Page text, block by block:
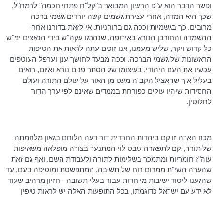
ופשר הדבר הוא ע"פ הרעיון המבואר ב"קל"ח פתחי חכמה"לרמח"ל,
שכך היא המדה, אחרי עצירת גשמים קשה יורדים גשמי ברכה
מרובים. כך בגשמיות וככה גם ברוחניות. אי לזאת בדורנו אחרי
ההשמדה והחורבן הנורא באירופה, שנהרגו עקה"ש בידי הנאצים ימ"ש
כל קדוש ויקר, שליש מעמנו, אנו זוכים עתה לראות את הטיפות
הראשונות של גשמי הברכה. וככה מבעד לחושך ענן וערפל העוטפים
עכשיו את העם היהודי, בעיצומו של הסתר פנים נורא ואיום, רואים
בעליל איך שהאציל הקב"ה מעט מן האור על עולם התורה ועולם
החסידות שיהיו עולים כפורחת בממדים שאינם לפי ערך הדור
לחלוטין.
מכח הארה זו קם ביהדות החרדית דור דעה הלוחם בגאון מלחמתה
של תורה, קם לתפארה שבט לוי המתנער בצורה מופלאה משאיפות
עוה"ז חומריות ומתמכר בשלימות לתורה ולעבודת השם. ואף גם זאת
שהערה השי"ת ממרום רוח של תשובה, המתפשטת ומוסיפה בעם, עד
שהגענו ליסוד ישיבות מיוחדות עבור בעלי תשובה - חזיון מרהיב שעוד
לא ידע עם ישראל כדוגמתו, בכל התופעות האלה יש לראות טיפין